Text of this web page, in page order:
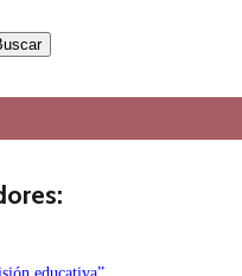
educativa”